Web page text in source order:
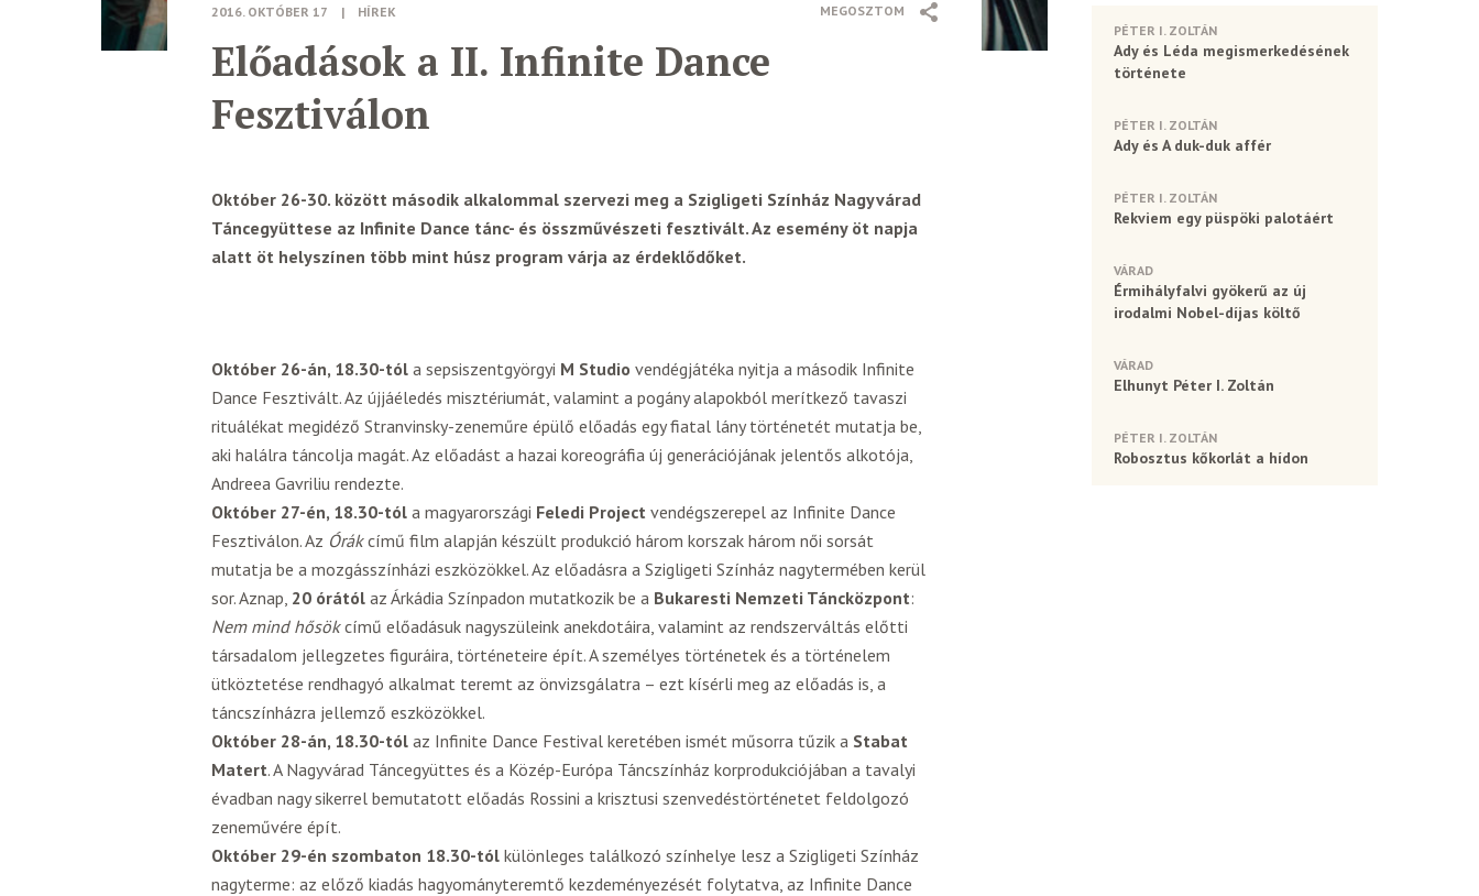
MEGOSZTOM
2016. OKTÓBER 17 | HÍREK
Előadások a II. Infinite Dance
Fesztiválon
Október 26-30. között második alkalommal szervezi meg a Szigligeti Színház Nagyvárad
Táncegyüttese az Infinite Dance tánc- és összművészeti fesztivált. Az esemény öt napja
alatt öt helyszínen több mint húsz program várja az érdeklődőket.
Október 26-án, 18.30-tól a sepsiszentgyörgyi M Studio vendégjátéka nyitja a második Infinite
Dance Fesztivált. Az újjáéledés misztériumát, valamint a pogány alapokból merítkező tavaszi
rituálékat megidéző Stranvinsky-zeneműre épülő előadás egy fiatal lány történetét mutatja be,
aki halálra táncolja magát. Az előadást a hazai koreográfia új generációjának jelentős alkotója,
Andreea Gavriliu rendezte.
Október 27-én, 18.30-tól a magyarországi Feledi Project vendégszerepel az Infinite Dance
Fesztiválon. Az Órákcímű film alapján készült produkció három korszak három női sorsát
mutatja be a mozgásszínházi eszközökkel. Az előadásra a Szigligeti Színház nagytermében kerül
sor. Aznap, 20 órától az Árkádia Színpadon mutatkozik be a Bukaresti Nemzeti Táncközpont:
Nem mind hősökcímű előadásuk nagyszüleink anekdotáira, valamint az rendszerváltás előtti
társadalom jellegzetes figuráira, történeteire épít. A személyes történetek és a történelem
ütköztetése rendhagyó alkalmat teremt az önvizsgálatra – ezt kísérli meg az előadás is, a
táncszínházra jellemző eszközökkel.
Október 28-án, 18.30-tól az Infinite Dance Festival keretében ismét műsorra tűzik a Stabat
Matert. A Nagyvárad Táncegyüttes és a Közép-Európa Táncszínház korprodukciójában a tavalyi
évadban nagy sikerrel bemutatott előadás Rossini a krisztusi szenvedéstörténetet feldolgozó
zeneművére épít.
Október 29-én szombaton 18.30-tól különleges találkozó színhelye lesz a Szigligeti Színház
nagyterme: az előző kiadás hagyományteremtő kezdeményezését folytatva, az Infinite Dance
PÉTER I. ZOLTÁN
Ady és Léda megismerkedésének
története
PÉTER I. ZOLTÁN
Ady és A duk-duk affér
PÉTER I. ZOLTÁN
Rekviem egy püspöki palotáért
VÁRAD
Érmihályfalvi gyökerű az új
irodalmi Nobel-díjas költő
VÁRAD
Elhunyt Péter I. Zoltán
PÉTER I. ZOLTÁN
Robosztus kőkorlát a hídon